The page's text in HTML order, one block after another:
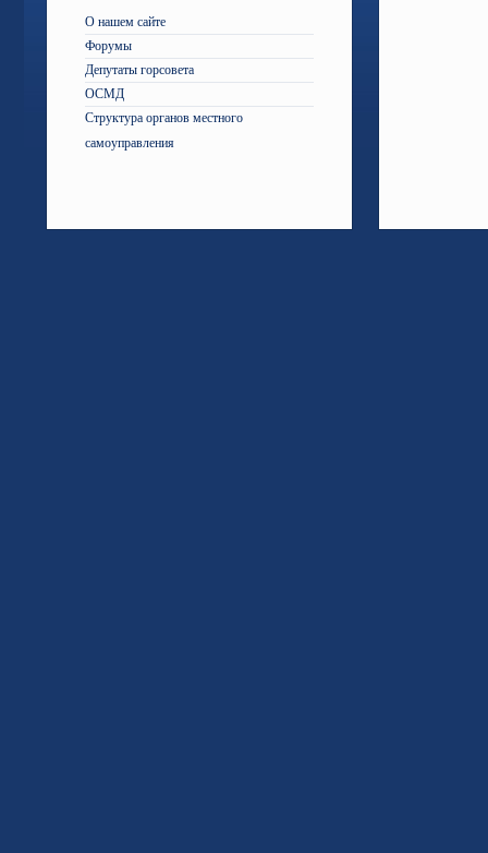
О нашем сайте
Форумы
Депутаты горсовета
ОСМД
Структура органов местного
самоуправления